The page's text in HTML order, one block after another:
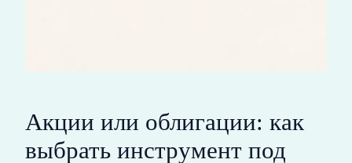
Акции или облигации: как
выбрать инструмент под